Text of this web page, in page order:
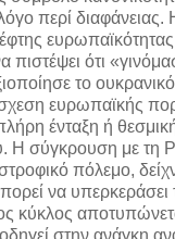
περί διαφάνειας.
ευρωπαϊκότητας
ότι
το ουκρανικό
ευρωπαϊκής
ένταξη ή
Η σύγκρουση με τη
πόλεμο,
να υπερκεράσει
κύκλος
στην ανάγκη